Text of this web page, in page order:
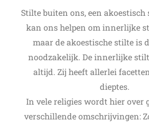
Stilte buiten ons, een
kan ons helpen om innerlijke
maar de akoestische stilte is
noodzakelijk. De innerlijke
altijd. Zij heeft allerlei
dieptes.
In vele religies wordt hier over
verschillende omschrijvingen: